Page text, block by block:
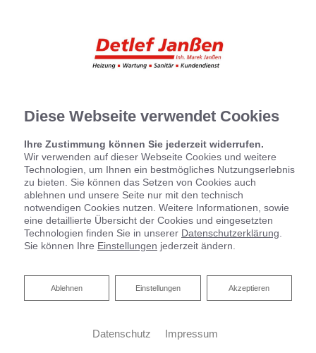
Diese Webseite verwendet Cookies
Ihre Zustimmung können Sie jederzeit widerrufen.
Wir verwenden auf dieser Webseite Cookies und weitere
Technologien, um Ihnen ein bestmögliches Nutzungserlebnis
zu bieten. Sie können das Setzen von Cookies auch
ablehnen und unsere Seite nur mit den technisch
notwendigen Cookies nutzen. Weitere Informationen, sowie
eine detaillierte Übersicht der Cookies und eingesetzten
Technologien finden Sie in unserer Datenschutzerklärung
Sie können Ihre Einstellungen jederzeit ändern.
Akzeptieren
Einstellungen
Ablehnen
Ablehnen
Datenschutz Impressum